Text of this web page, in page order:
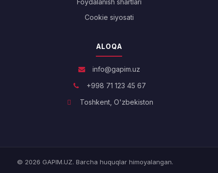
Foydalanish shartlari
Cookie siyosati
ALOQA
info@gapim.uz
+998 71 123 45 67
Toshkent, O'zbekiston
© 2026 GAPIM.UZ. Barcha huquqlar himoyalangan.